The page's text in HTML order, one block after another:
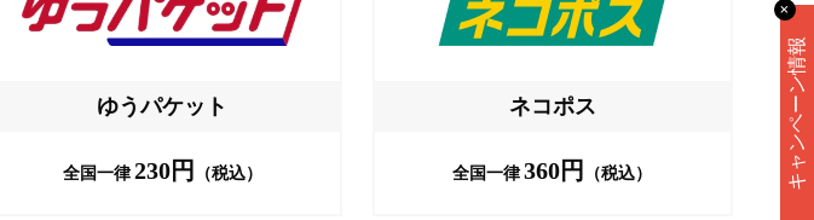
ゆうパケット
全国一律 230円 （税込）
ネコポス
全国一律 360円 （税込）
✕
キャンペーン情報